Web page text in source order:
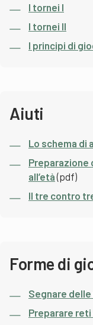
I tornei I
I tornei II
I principi di
Aiuti
Lo schema di
Preparazione
all’età(pdf)
Il tre contro
Forme di
Segnare
Preparare reti